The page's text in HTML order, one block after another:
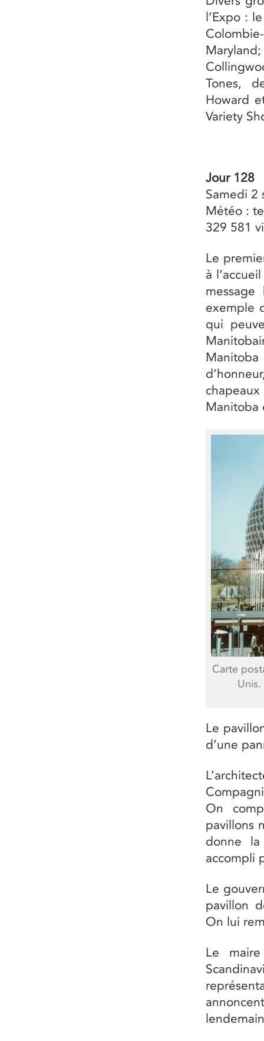
l’Expo :
Tones,
Howard
Variety
Jour 128
Samedi 2
Météo :
329 581
Le
à
exemple
qui
Manitoba
Carte
Le
d’une
On
pavillons
donne
accompli
Le
pavillon
On lui
Le